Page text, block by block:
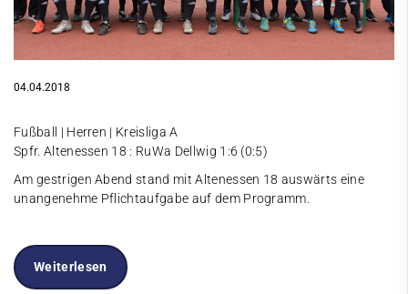
04.04.2018
Fußball | Herren | Kreisliga A
Spfr. Altenessen 18 : RuWa Dellwig 1:6 (0:5)
Am gestrigen Abend stand mit Altenessen 18 auswärts eine
unangenehme Pflichtaufgabe auf dem Programm.
Weiterlesen